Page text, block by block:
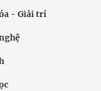
- Giải trí